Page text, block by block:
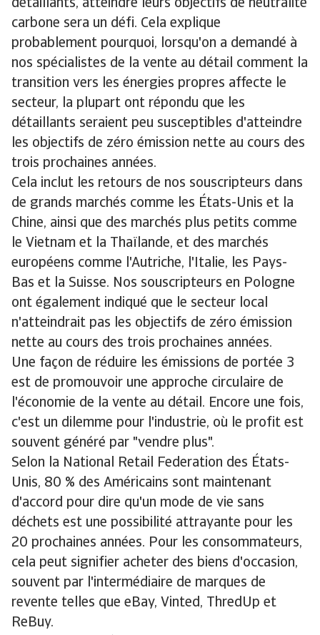
détaillants, atteindre leurs objectifs de neutralité
carbone sera un défi. Cela explique
probablement pourquoi, lorsqu'on a demandé à
nos spécialistes de la vente au détail comment la
transition vers les énergies propres affecte le
secteur, la plupart ont répondu que les
détaillants seraient peu susceptibles d'atteindre
les objectifs de zéro émission nette au cours des
trois prochaines années.
Cela inclut les retours de nos souscripteurs dans
de grands marchés comme les États-Unis et la
Chine, ainsi que des marchés plus petits comme
le Vietnam et la Thaïlande, et des marchés
européens comme l'Autriche, l'Italie, les Pays-
Bas et la Suisse. Nos souscripteurs en Pologne
ont également indiqué que le secteur local
n'atteindrait pas les objectifs de zéro émission
nette au cours des trois prochaines années.
Une façon de réduire les émissions de portée 3
est de promouvoir une approche circulaire de
l'économie de la vente au détail. Encore une fois,
c'est un dilemme pour l'industrie, où le profit est
souvent généré par "vendre plus".
Selon la National Retail Federation des États-
Unis, 80 % des Américains sont maintenant
d'accord pour dire qu'un mode de vie sans
déchets est une possibilité attrayante pour les
20 prochaines années. Pour les consommateurs,
cela peut signifier acheter des biens d'occasion,
souvent par l'intermédiaire de marques de
revente telles que eBay, Vinted, ThredUp et
ReBuy.